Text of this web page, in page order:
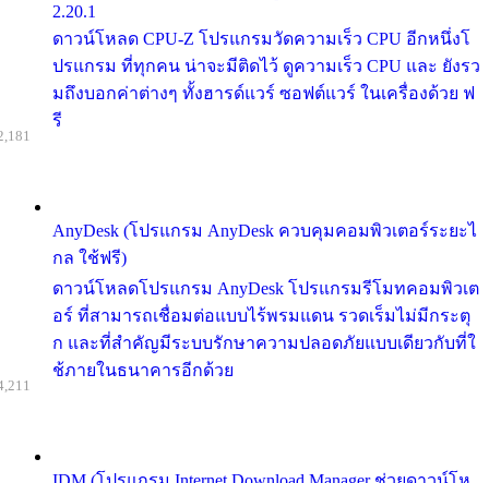
2.20.1
ดาวน์โหลด CPU-Z โปรแกรมวัดความเร็ว CPU อีกหนึ่งโ
ปรแกรม ที่ทุกคน น่าจะมีติดไว้ ดูความเร็ว CPU และ ยังรว
มถึงบอกค่าต่างๆ ทั้งฮารด์แวร์ ซอฟต์แวร์ ในเครื่องด้วย ฟ
รี
AnyDesk (โปรแกรม AnyDesk ควบคุมคอมพิวเตอร์ระยะไ
กล ใช้ฟรี)
ดาวน์โหลดโปรแกรม AnyDesk โปรแกรมรีโมทคอมพิวเต
อร์ ที่สามารถเชื่อมต่อแบบไร้พรมแดน รวดเร็มไม่มีกระตุ
ก และที่สำคัญมีระบบรักษาความปลอดภัยแบบเดียวกับที่ใ
ช้ภายในธนาคารอีกด้วย